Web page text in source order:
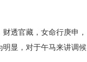
透官藏，女命行庚申，
显，对于午马来讲调候